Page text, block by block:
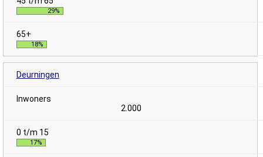
29%
18%
Deurningen
2.000
17%